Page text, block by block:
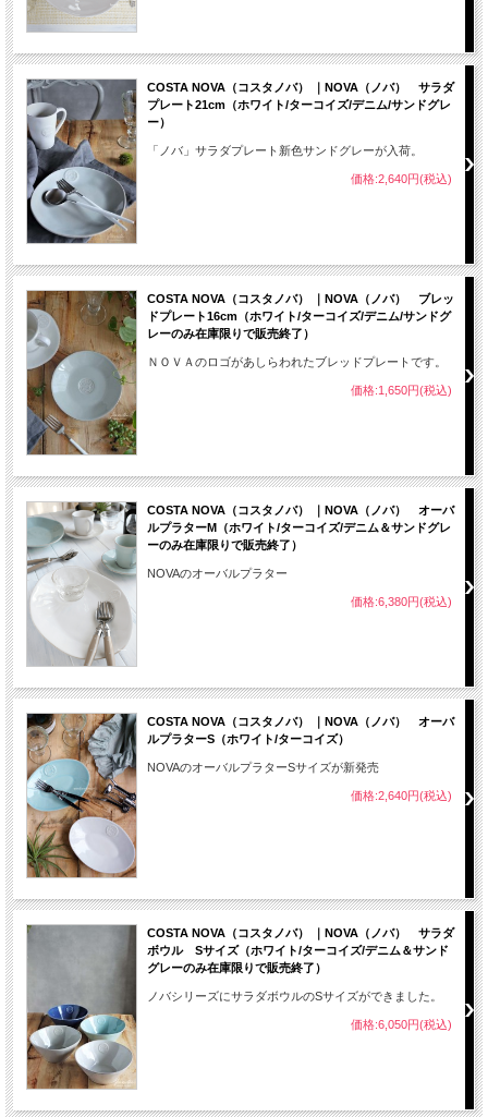
COSTA NOVA（コスタノバ） ｜NOVA（ノバ） サラダ
プレート21cm（ホワイト/ターコイズ/デニム/サンドグレ
ー）
「ノバ」サラダプレート新色サンドグレーが入荷。
価格:2,640円(税込)
COSTA NOVA（コスタノバ） ｜NOVA（ノバ） ブレッ
ドプレート16cm（ホワイト/ターコイズ/デニム/サンドグ
レーのみ在庫限りで販売終了）
ＮＯＶＡのロゴがあしらわれたブレッドプレートです。
価格:1,650円(税込)
COSTA NOVA（コスタノバ） ｜NOVA（ノバ） オーバ
ルプラターM（ホワイト/ターコイズ/デニム＆サンドグレ
ーのみ在庫限りで販売終了）
NOVAのオーバルプラター
価格:6,380円(税込)
COSTA NOVA（コスタノバ） ｜NOVA（ノバ） オーバ
ルプラターS（ホワイト/ターコイズ）
NOVAのオーバルプラターSサイズが新発売
価格:2,640円(税込)
COSTA NOVA（コスタノバ） ｜NOVA（ノバ） サラダ
ボウル Sサイズ（ホワイト/ターコイズ/デニム＆サンド
グレーのみ在庫限りで販売終了）
ノバシリーズにサラダボウルのSサイズができました。
価格:6,050円(税込)